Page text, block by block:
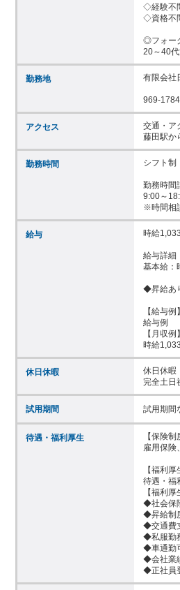
◇経験不
◇資格不
◎フォー
20～40代
勤務地 有限会社
969-
アクセス
交通・ア
藤田駅か
勤務時間 シフト制
勤務時間
9:00～
※時間相
給与 時給
給与詳細
基本給：
◆昇給あ
【給与例】
給与例
【月収例】
時給
休日休暇
休日休暇
完全土日
試用期間 試用期間
待遇・福利厚生
【保険制
雇用保険
【福利厚
待遇・福
【福利厚
◆社会保
◆昇給制
◆交通費
◆私服勤
◆車通勤
◆会社業
◆正社員